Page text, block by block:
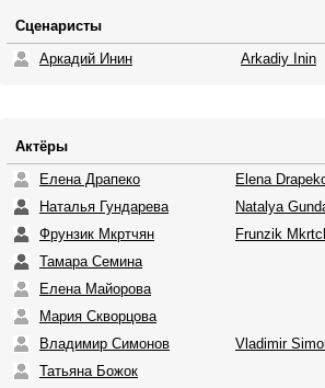
Сценаристы
Аркадий Инин
Arkadiy Inin
Актёры
Елена Драпеко
Elena
Наталья Гундарева
Natalya
Фрунзик Мкртчян
Frunzik
Тамара Семина
Елена Майорова
Мария Скворцова
Владимир Симонов
Vladimir
Татьяна Божок